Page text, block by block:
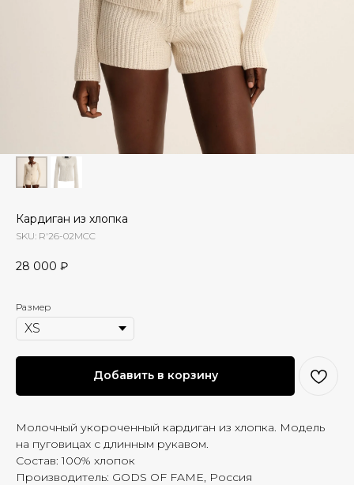
Кардиган из хлопка
SKU: R'26-02MCC
28 000 ₽
Размер
Добавить в корзину
Молочный укороченный кардиган из хлопка. Модель
на пуговицах с длинным рукавом.
Состав: 100% хлопок
Производитель: GODS OF FAME, Россия